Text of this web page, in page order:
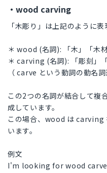
・wood carving
「木彫り」は上記のように表
＊ wood (名詞): 「木」「木材
＊ carving (名詞): 「彫刻」「
（ carve という動詞の動名詞
この2つの名詞が結合して
成しています。
この場合、wood は carving
います。
例文
I'm looking for wood